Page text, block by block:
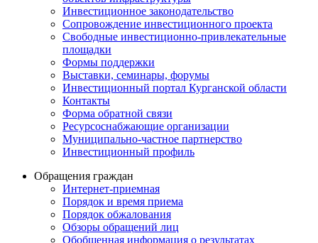
Инвестиционное законодательство
Сопровождение инвестиционного проекта
Свободные инвестиционно-привлекательные
площадки
Формы поддержки
Выставки, семинары, форумы
Инвестиционный портал Курганской области
Контакты
Форма обратной связи
Ресурсоснабжающие организации
Муниципально-частное партнерство
Инвестиционный профиль
Обращения граждан
Интернет-приемная
Порядок и время приема
Порядок обжалования
Обзоры обращений лиц
Обобщенная информация о результатах